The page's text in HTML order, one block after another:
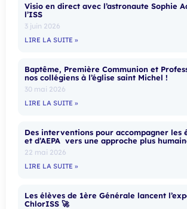
Visio en direct avec l’astronaute Sophie
l’ISS
3 juin 2026
LIRE LA SUITE »
Baptême, Première Communion et
nos collégiens à l’église saint Michel !
30 mai 2026
LIRE LA SUITE »
Des interventions pour accompagner les
et d’AEPA vers une approche plus
22 mai 2026
LIRE LA SUITE »
Les élèves de 1ère Générale lancent
ChlorISS 🚀